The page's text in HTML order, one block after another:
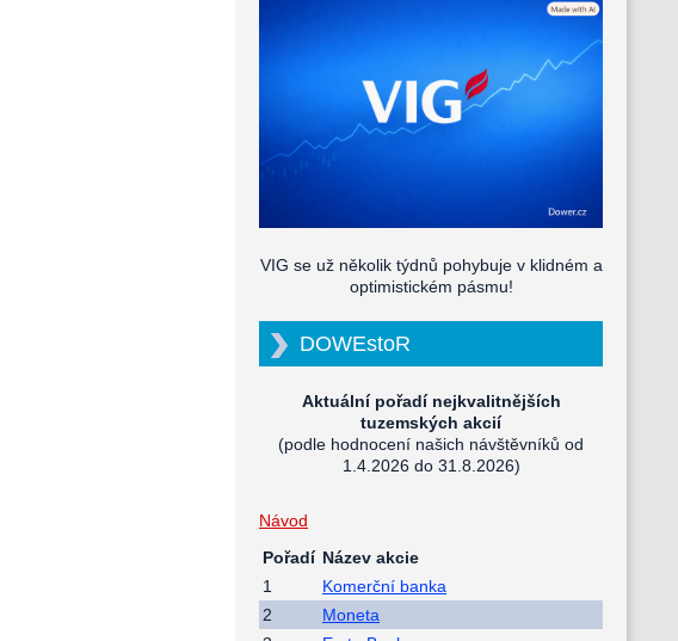
VIG se už několik týdnů pohybuje v klidném a
optimistickém pásmu!
DOWEstoR
Aktuální pořadí nejkvalitnějších
tuzemských akcií
(podle hodnocení našich návštěvníků od
1.4.2026 do 31.8.2026)
Návod
Pořadí Název akcie
1
Komerční banka
2
Moneta